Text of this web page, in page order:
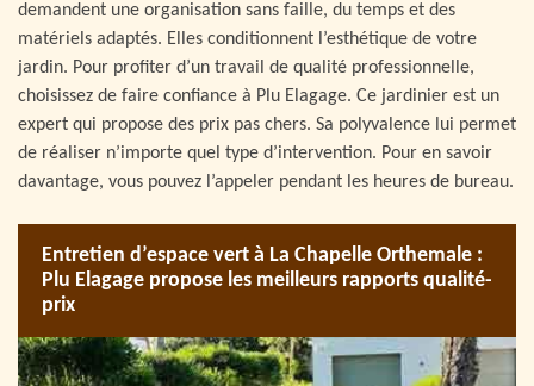
demandent une organisation sans faille, du temps et des
matériels adaptés. Elles conditionnent l’esthétique de votre
jardin. Pour profiter d’un travail de qualité professionnelle,
choisissez de faire confiance à Plu Elagage. Ce jardinier est un
expert qui propose des prix pas chers. Sa polyvalence lui permet
de réaliser n’importe quel type d’intervention. Pour en savoir
davantage, vous pouvez l’appeler pendant les heures de bureau.
Entretien d’espace vert à La Chapelle Orthemale :
Plu Elagage propose les meilleurs rapports qualité-
prix